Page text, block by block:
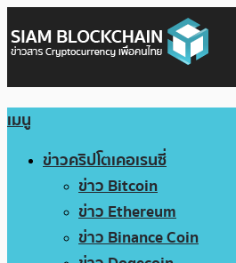
เมนู
ข่าวคริปโตเคอเรนซี่
ข่าว Bitcoin
ข่าว Ethereum
ข่าว Binance Coin